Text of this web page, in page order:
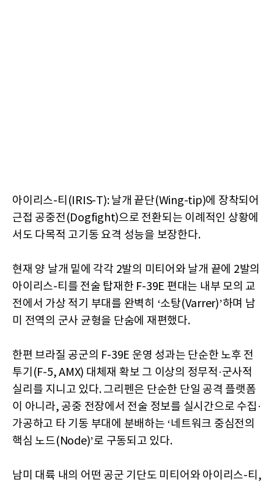
아이리스-티(IRIS-T): 날개 끝단(Wing-tip)에 장착되어
근접 공중전(Dogfight)으로 전환되는 이례적인 상황에
서도 다목적 고기동 요격 성능을 보장한다.
현재 양 날개 밑에 각각 2발의 미티어와 날개 끝에 2발의
아이리스-티를 전술 탑재한 F-39E 편대는 내부 모의 교
전에서 가상 적기 부대를 완벽히 ‘소탕(Varrer)’하며 남
미 전역의 군사 균형을 단숨에 재편했다.
한편 브라질 공군의 F-39E 운영 성과는 단순한 노후 전
투기(F-5, AMX) 대체재 확보 그 이상의 정무적·군사적
실리를 지니고 있다. 그리펜은 단순한 단일 공격 플랫폼
이 아니라, 공중 전장에서 전술 정보를 실시간으로 수집·
가공하고 타 기동 부대에 분배하는 ‘네트워크 중심전의
핵심 노드(Node)’로 구동되고 있다.
남미 대륙 내의 어떤 공군 기단도 미티어와 아이리스-티,